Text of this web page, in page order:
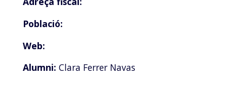
Població:
Web:
Alumni: Clara Ferrer Navas